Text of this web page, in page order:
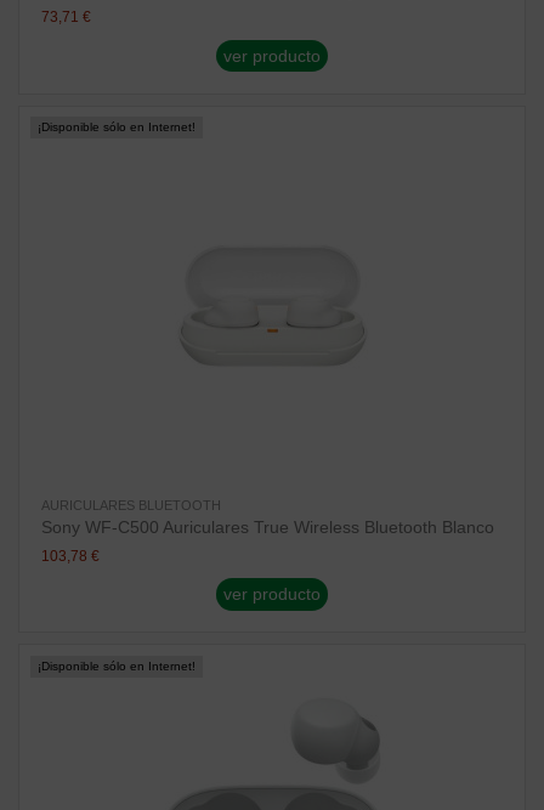
73,71 €
ver producto
¡Disponible sólo en Internet!
AURICULARES BLUETOOTH
Sony WF-C500 Auriculares True Wireless Bluetooth Blanco
103,78 €
ver producto
¡Disponible sólo en Internet!